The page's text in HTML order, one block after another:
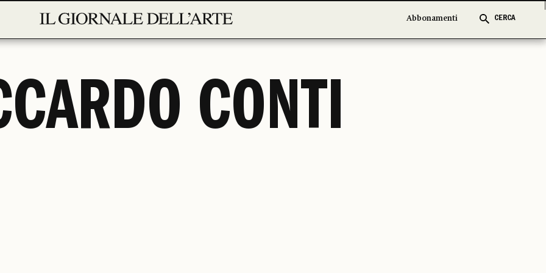
Abbonamenti CERCA
Abbonamenti CERCA
CONTI